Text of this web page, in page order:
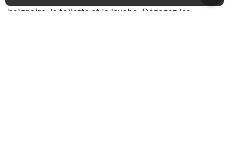
baignoire, la toilette et le lavabo. Dégagez les